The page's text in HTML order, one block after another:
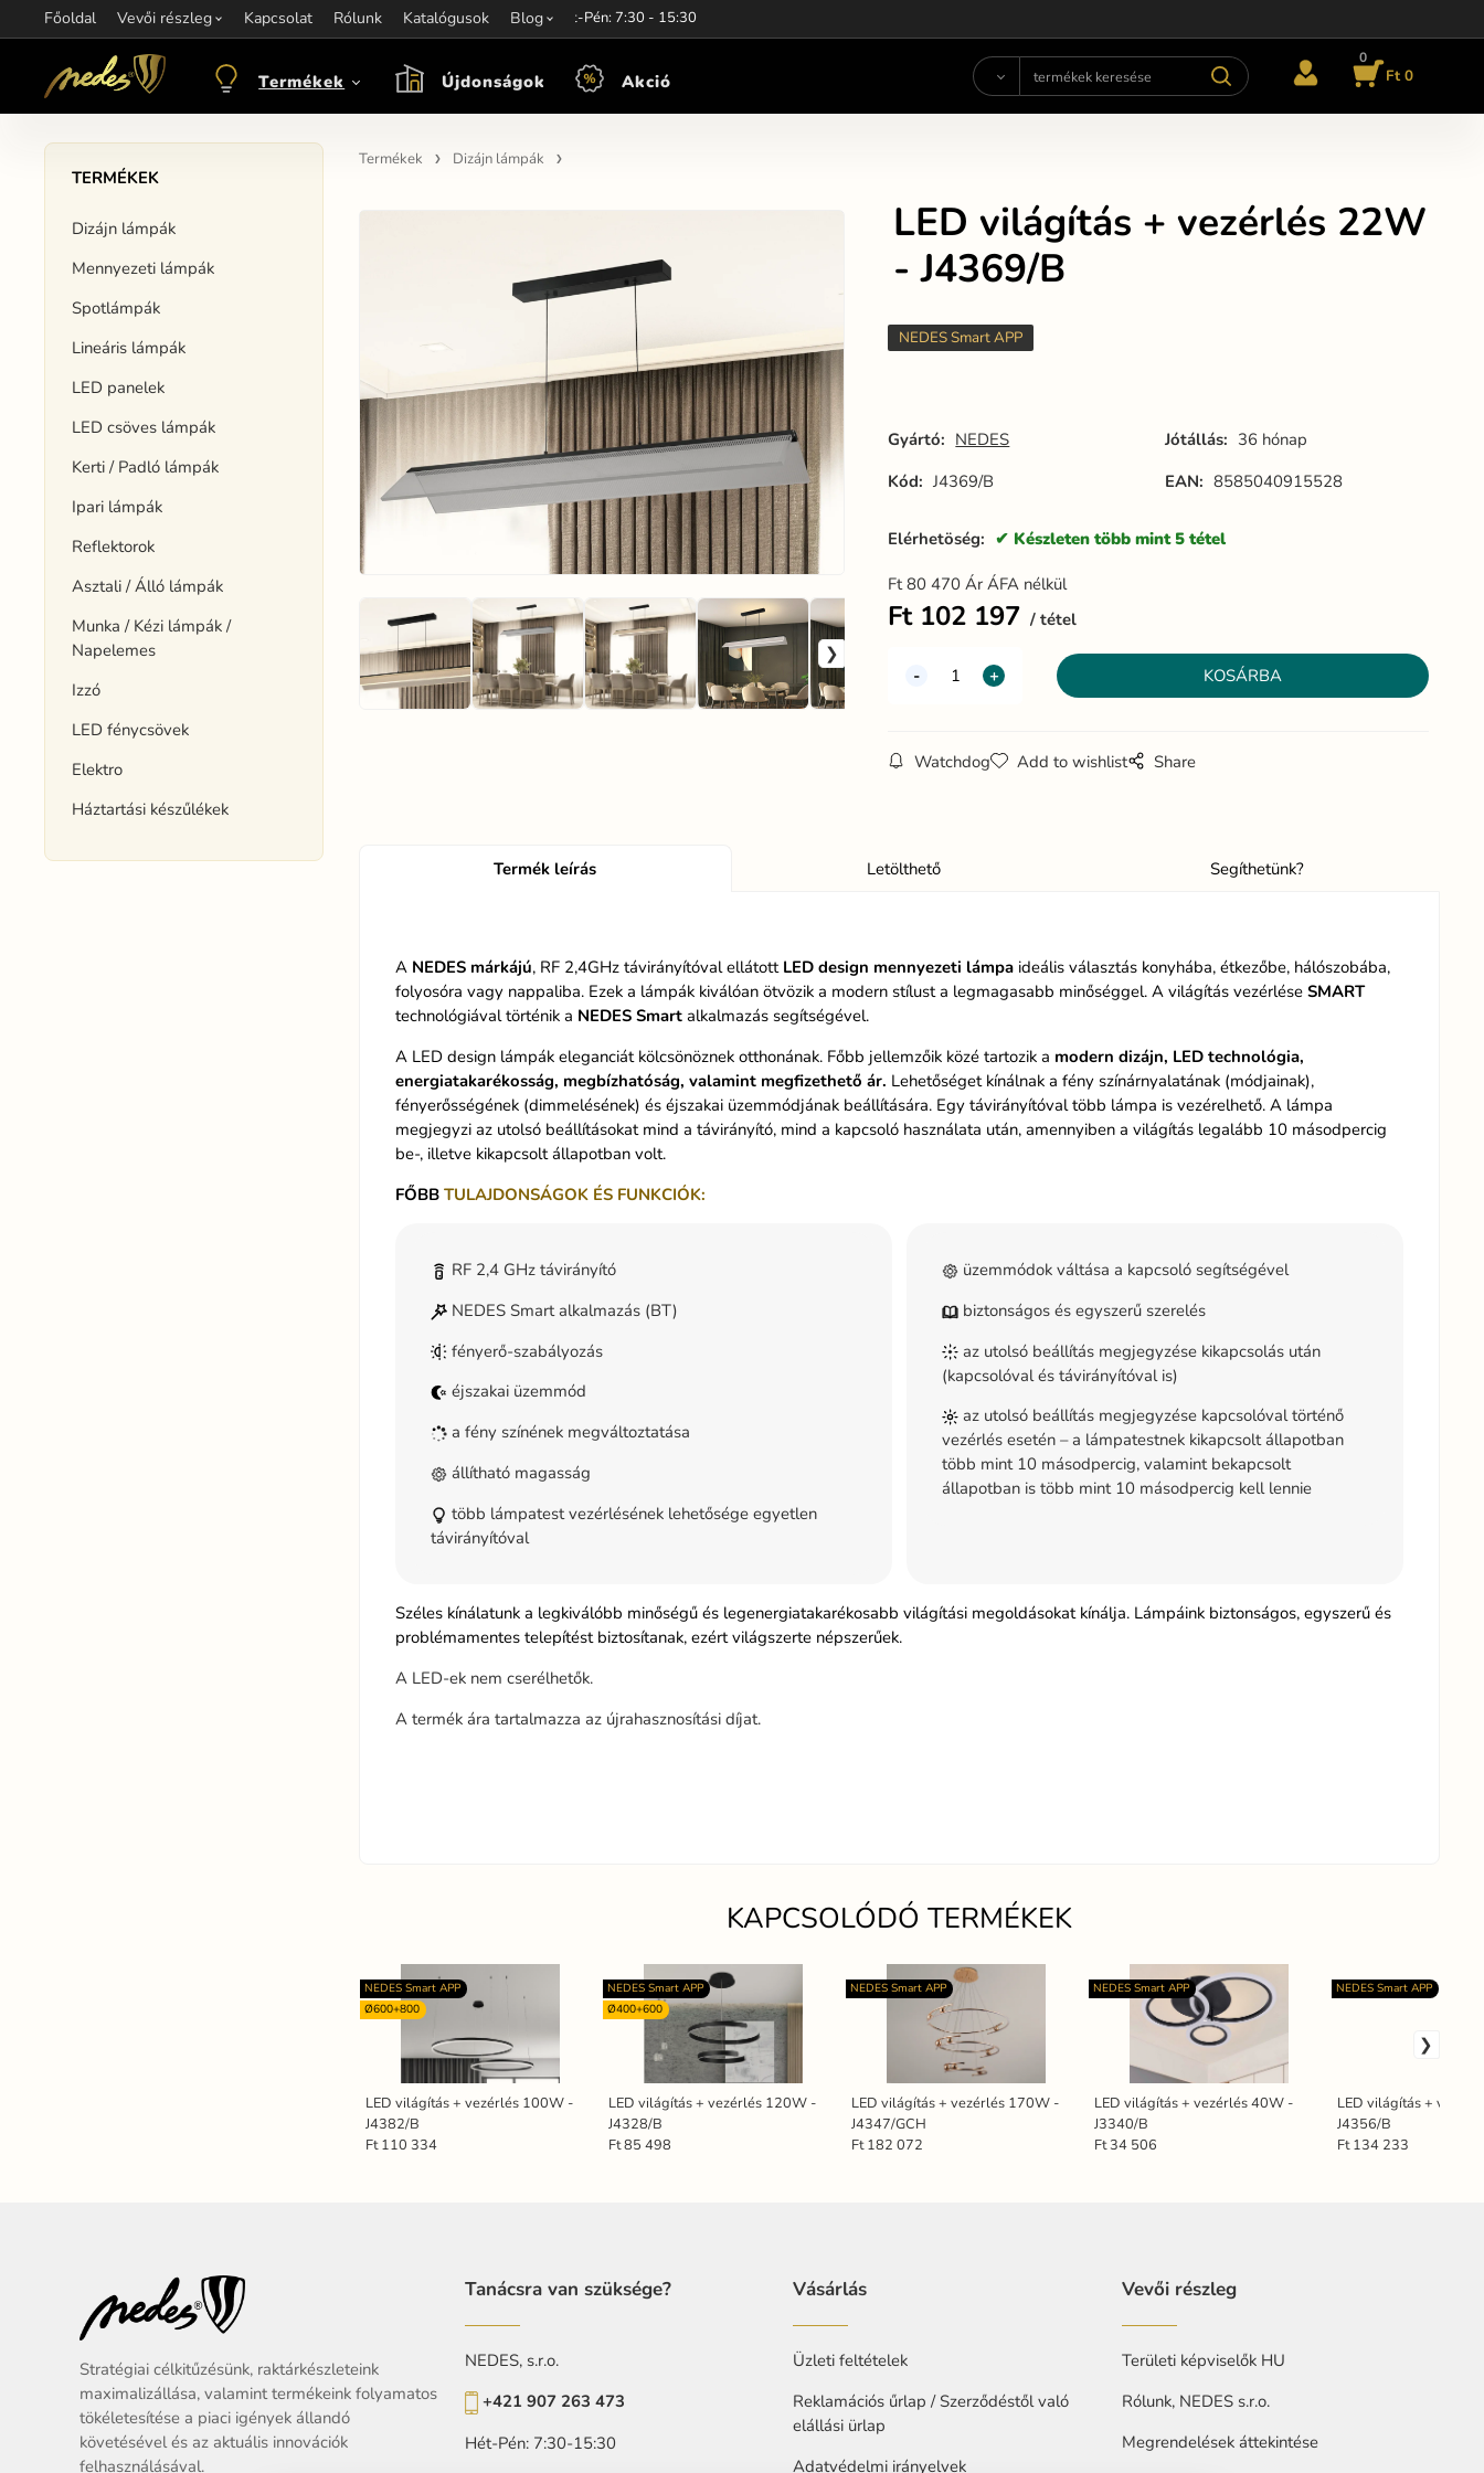
Főoldal Vevői részleg Kapcsolat Rólunk Katalógusok Blog
Információ:objednavkacz@nedes.sk Kapcsolat:+421 907 263 473Munkaidő: Hét-Pén: 7:30 - 15:30
Termékek Újdonságok Akció
0
Ft 0
TERMÉKEK
Dizájn lámpák
Mennyezeti lámpák
Spotlámpák
Lineáris lámpák
LED panelek
LED csöves lámpák
Kerti / Padló lámpák
Ipari lámpák
Reflektorok
Asztali / Álló lámpák
Munka / Kézi lámpák /
Napelemes
Izzó
LED fénycsövek
Elektro
Háztartási készűlékek
Termékek Dizájn lámpák
LED világítás + vezérlés 22W
- J4369/B
NEDES Smart APP
Gyártó: NEDES Jótállás: 36 hónap
Kód: J4369/B EAN: 8585040915528
Elérhetöség: Készleten több mint 5 tétel
Ft80 470 Ár ÁFA nélkül
Ft 102 197 tétel
Watchdog Add to wishlist Share
Termék leírás Letölthető Segíthetünk?
A NEDES márkájú, RF 2,4GHz távirányítóval ellátott LED design mennyezeti lámpaideális választás konyhába, étkezőbe, hálószobába,
folyosóra vagy nappaliba. Ezek a lámpák kiválóan ötvözik a modern stílust a legmagasabb minőséggel. A világítás vezérlése SMART
technológiával történik a NEDES Smartalkalmazás segítségével.
A LED design lámpák eleganciát kölcsönöznek otthonának. Főbb jellemzőik közé tartozik a modern dizájn, LED technológia,
energiatakarékosság, megbízhatóság, valamint megfizethető ár. Lehetőséget kínálnak a fény színárnyalatának (módjainak),
fényerősségének (dimmelésének) és éjszakai üzemmódjának beállítására. Egy távirányítóval több lámpa is vezérelhető. A lámpa
megjegyzi az utolsó beállításokat mind a távirányító, mind a kapcsoló használata után, amennyiben a világítás legalább 10 másodpercig
be-, illetve kikapcsolt állapotban volt.
FŐBBTULAJDONSÁGOK ÉS FUNKCIÓK:
RF 2,4 GHz távirányító
NEDES Smart alkalmazás (BT)
fényerő-szabályozás
éjszakai üzemmód
a fény színének megváltoztatása
állítható magasság
több lámpatest vezérlésének lehetősége egyetlen
távirányítóval
üzemmódok váltása a kapcsoló segítségével
biztonságos és egyszerű szerelés
az utolsó beállítás megjegyzése kikapcsolás után
(kapcsolóval és távirányítóval is)
az utolsó beállítás megjegyzése kapcsolóval történő
vezérlés esetén – a lámpatestnek kikapcsolt állapotban
több mint 10 másodpercig, valamint bekapcsolt
állapotban is több mint 10 másodpercig kell lennie
Széles kínálatunk a legkiválóbb minőségű és legenergiatakarékosabb világítási megoldásokat kínálja. Lámpáink biztonságos, egyszerű és
problémamentes telepítést biztosítanak, ezért világszerte népszerűek.
A LED-ek nem cserélhetők.
A termék ára tartalmazza az újrahasznosítási díjat.
KAPCSOLÓDÓ TERMÉKEK
LED világítás + vezérlés 100W -
J4382/B
NEDES Smart APP
Ø600+800
Ft 110 334
LED világítás + vezérlés 120W -
J4328/B
NEDES Smart APP
Ø400+600
Ft 85 498
LED világítás + vezérlés 170W -
J4347/GCH
NEDES Smart APP
Ft 182 072
LED világítás + vezérlés 40W -
J3340/B
NEDES Smart APP
Ft 34 506
LED világítás +
J4356/B
NEDES Smart APP
Ft 134 233
Stratégiai célkitűzésünk, raktárkészleteink
maximalizállása, valamint termékeink folyamatos
tökéletesítése a piaci igények állandó
követésével és az aktuális innovációk
felhasználásával.
Tanácsra van szüksége?
NEDES, s.r.o.
+421 907 263 473
Hét-Pén: 7:30-15:30
Vásárlás
Üzleti feltételek
Reklamációs űrlap / Szerződéstől való
elállási ürlap
Adatvédelmi irányelvek
Vevői részleg
Területi képviselők HU
Rólunk, NEDES s.r.o.
Megrendelések áttekintése